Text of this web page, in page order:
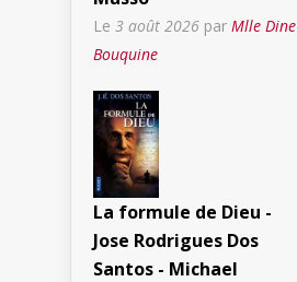
Le 3 août 2026 par Mlle Dine
Bouquine
La formule de Dieu -
Jose Rodrigues Dos
Santos - Michael